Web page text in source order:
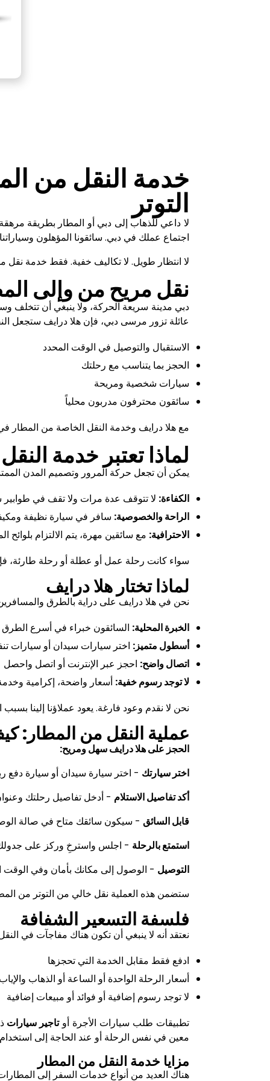
خدمة النقل من
التوتر
لا داعي للذهاب إلى دبي أو المطار بطريقة
اجتماع عملك في دبي. سائقونا المؤهلون
لا انتظار طويل. لا تكاليف خفية. فقط خدمة
نقل مريح من وإلى
دبي مدينة سريعة الحركة، ولا ينبغي أن تتخلف
عائلة تزور مرسى دبي، فإن هلا درايف ستجعل
الاستقبال والتوصيل في الوقت المحدد
الحجز بما يتناسب مع رحلتك
سيارات شخصية ومريحة
سائقون محترفون مدربون محلياً
مع هلا درايف وخدمة النقل الخاصة من المطار
لماذا تعتبر خدمة
يمكن أن تجعل حركة المرور وتصميم المدن
الكفاءة: لا تتوقف عدة مرات ولا تقف في طوابير
الراحة والخصوصية: سافر في سيارة نظيفة
الاحترافية: مع سائقين مهرة، يتم الالتزام
سواء كانت رحلة عمل أو عطلة أو رحلة طارئة،
لماذا تختار هلا درايف
نحن في هلا درايف على دراية بالطرق
الخبرة المحلية: السائقون خبراء في أسرع الطرق
أسطول متميز: اختر سيارات سيدان أو سيارات
اتصال واضح: احجز عبر الإنترنت أو اتصل
لا توجد رسوم خفية: أسعار واضحة، إكرامية
نحن لا نقدم وعود فارغة. يعود عملاؤنا إلينا
عملية النقل من المطار:
الحجز علىهلا درايفسهل ومريح:
اختر سيارتك - اختر سيارة سيدان أو سيارة
أكد تفاصيل الاستلام - أدخل تفاصيل رحلتك
قابل السائق - سيكون سائقك متاح في صالة
استمتع بالرحلة - اجلس واسترخِ وركز على جدولك
التوصيل - الوصول إلى مكانك بأمان وفي الوقت
ستضمن هذه العملية نقل خالي من التوتر من
فلسفة التسعير الشفافة
نعتقد أنه لا ينبغي أن تكون هناك مفاجآت في
ادفع فقط مقابل الخدمة التي تحجزها
أسعار الرحلة الواحدة أو الساعة أو الذهاب
لا توجد رسوم إضافية أو فوائد أو مبيعات إضافية
تطبيقات طلب سيارات الأجرة أوتاجير سيارات
معين في نفس الرحلة أو عند الحاجة إلى
مزايا خدمة النقل من المطار
هناك العديد من أنواع خدمات السفر إلى